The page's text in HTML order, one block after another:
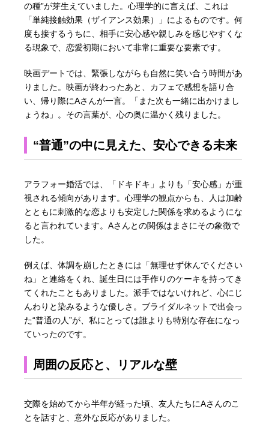
の種”が芽生えていました。心理学的に言えば、これは
「単純接触効果（ザイアンス効果）」によるものです。何
度も接するうちに、相手に安心感や親しみを感じやすくな
る現象で、恋愛初期において非常に重要な要素です。
映画デートでは、緊張しながらも自然に笑い合う時間があ
りました。映画が終わったあと、カフェで感想を語り合
い、帰り際にAさんが一言。「また次も一緒に出かけまし
ょうね」。その言葉が、心の奥に温かく残りました。
“普通”の中に見えた、安心できる未来
アラフォー婚活では、「ドキドキ」よりも「安心感」が重
視される傾向があります。心理学の観点からも、人は加齢
とともに刺激的な恋よりも安定した関係を求めるようにな
ると言われています。Aさんとの関係はまさにその象徴で
した。
例えば、体調を崩したときには「無理せず休んでください
ね」と連絡をくれ、誕生日には手作りのケーキを持ってき
てくれたこともありました。派手ではないけれど、心にじ
んわりと染みるような優しさ。ブライダルネットで出会っ
た“普通の人”が、私にとっては誰よりも特別な存在になっ
ていったのです。
周囲の反応と、リアルな壁
交際を始めてから半年が経った頃、友人たちにAさんのこ
とを話すと、意外な反応がありました。